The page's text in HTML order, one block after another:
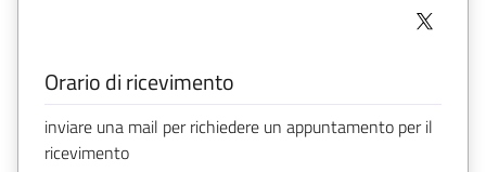
Orario di ricevimento
inviare una mail per richiedere un appuntamento per il
ricevimento